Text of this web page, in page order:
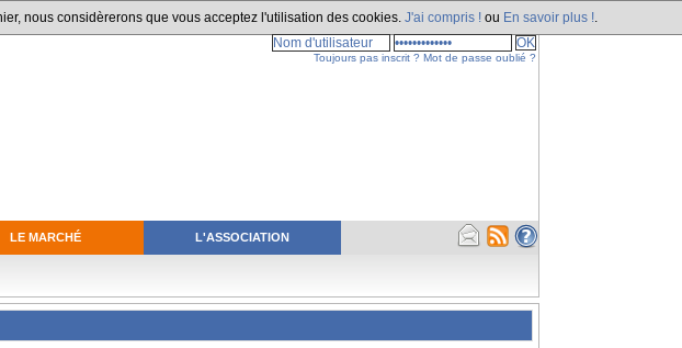
nous considèrerons que vous acceptez l'utilisation des cookies. J'ai compris ! ou En savoir plus !
LE MARCHÉ L'ASSOCIATION
Toujours pas inscrit ? Mot de passe oublié ?